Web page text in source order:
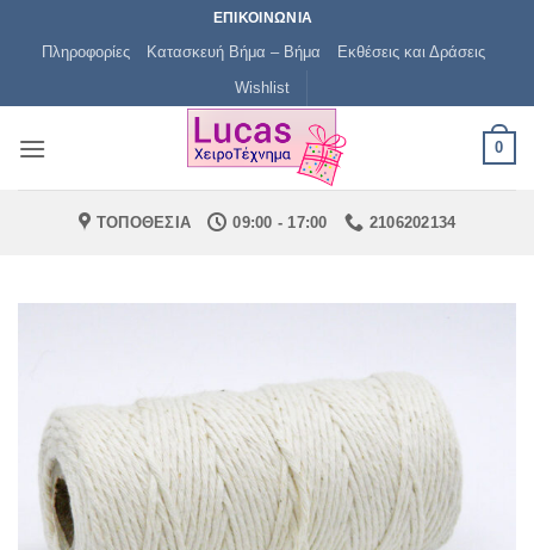
ΕΠΙΚΟΙΝΩΝΙΑ
Πληροφορίες Κατασκευή Βήμα – Βήμα
Εκθέσεις και Δράσεις
Wishlist
0
ΤΟΠΟΘΕΣΙΑ 09:00 - 17:00 2106202134